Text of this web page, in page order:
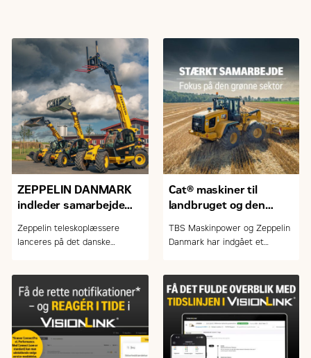
ZEPPELIN DANMARK
indleder samarbejde
teleskoplæssere
Zeppelin teleskoplæssere
lanceres på det danske
Cat® maskiner til
landbruget og den
TBS Maskinpower og Zeppelin
Danmark har indgået et